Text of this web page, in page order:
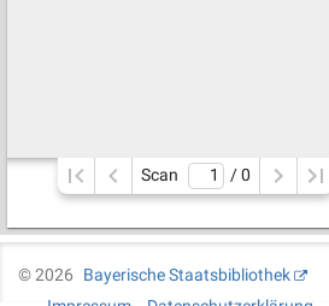
Scan / 0
©2026
Bayerische Staatsbibliothek